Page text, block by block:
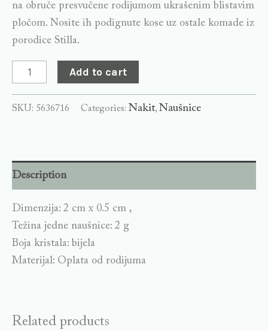
na obruče presvučene rodijumom ukrašenim blistavim
pločom. Nosite ih podignute kose uz ostale komade iz
porodice Stilla.
Add to cart
SKU: 5636716 Categories: Nakit, Naušnice
Description
Dimenzija: 2 cm x 0.5 cm ,
Težina jedne naušnice: 2 g
Boja kristala: bijela
Materijal: Oplata od rodijuma
Related products